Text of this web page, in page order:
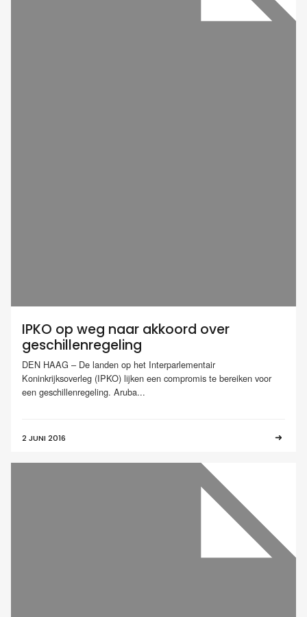
IPKO op weg naar akkoord over
geschillenregeling
DEN HAAG – De landen op het Interparlementair
Koninkrijksoverleg (IPKO) lijken een compromis te bereiken voor
een geschillenregeling. Aruba...
2 JUNI 2016